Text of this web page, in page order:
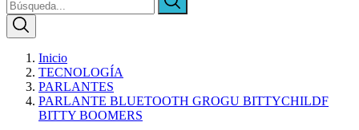
Inicio
TECNOLOGÍA
PARLANTES
PARLANTE BLUETOOTH GROGU BITTYCHILDF
BITTY BOOMERS